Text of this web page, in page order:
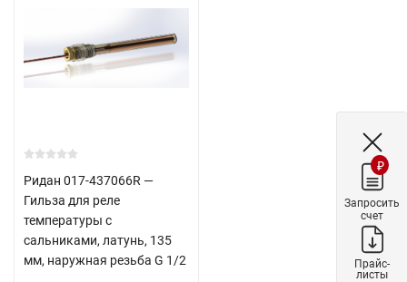
Ридан 017-437066R —
Гильза для реле
температуры с
сальниками, латунь, 135
мм, наружная резьба G 1/2
₽
Запросить
счет
Прайс-
листы